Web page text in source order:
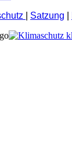
Satzung